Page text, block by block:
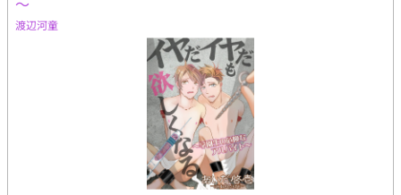
方は閲覧をお控えください。 ※裏社会特有の暴力・殺人表現あり
※受けとモブの性的な絡みや行為を匂わせる過去の背景描写、未
遂、事後表現等が含まれます。 ※受けと攻めが幼少期に虐待され
ていた表現があります。苦手な方はご注意ください
渡辺河童